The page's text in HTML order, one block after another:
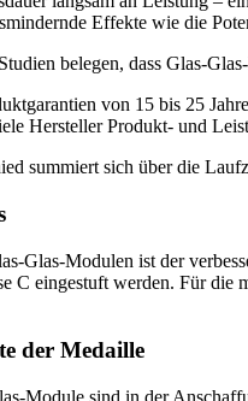
Effekte wie die
belegen, dass Glas-
von 15 bis 25
Hersteller Produkt- und
summiert sich über die
Glas-Modulen ist der
C eingestuft werden. Für die
der Medaille